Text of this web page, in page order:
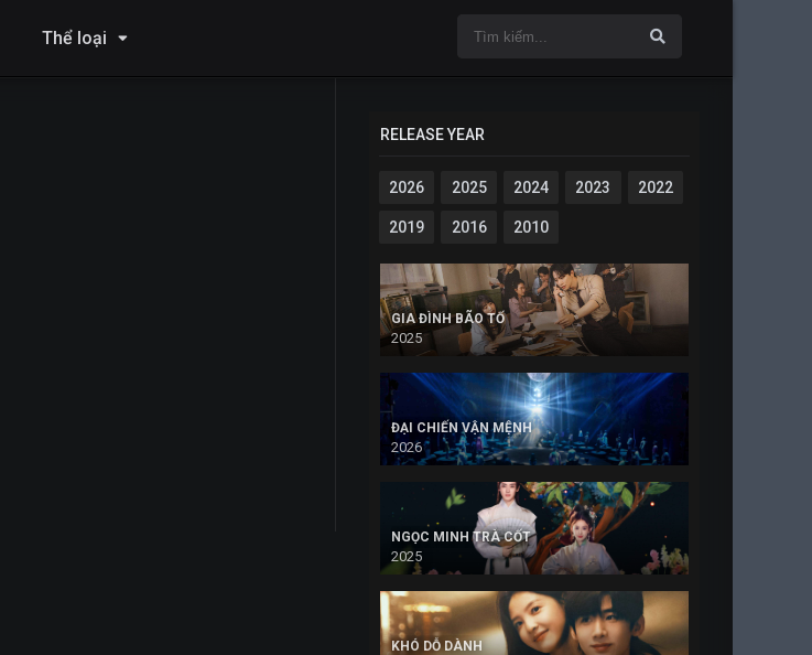
Thể loại
RELEASE YEAR
2026 2025 2024 2023 2022
2019 2016 2010
GIA ĐÌNH BÃO TỐ
2025
ĐẠI CHIẾN VẬN MỆNH
2026
NGỌC MINH TRÀ CỐT
2025
KHÓ DỖ DÀNH